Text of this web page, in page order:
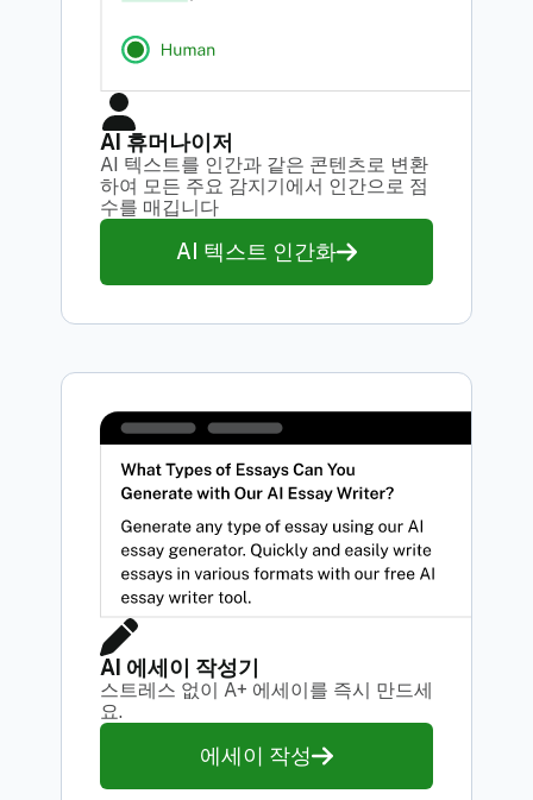
AI 휴머나이저
AI 텍스트를 인간과 같은 콘텐츠로 변환
하여 모든 주요 감지기에서 인간으로 점
수를 매깁니다
AI 텍스트 인간화
AI 에세이 작성기
스트레스 없이 A+ 에세이를 즉시 만드세
요.
에세이 작성